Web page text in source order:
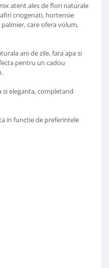
atent ales de flori naturale
criogenati, hortensie
care ofera volum,
ani de zile, fara apa si
pentru un cadou
eleganta, completand
in functie de preferintele